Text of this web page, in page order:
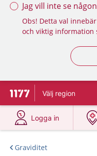
Jag vill inte se
Obs! Detta val
och viktig information
Till startsidan för 1177
Välj region
Logga in
på 1177.se
Graviditet